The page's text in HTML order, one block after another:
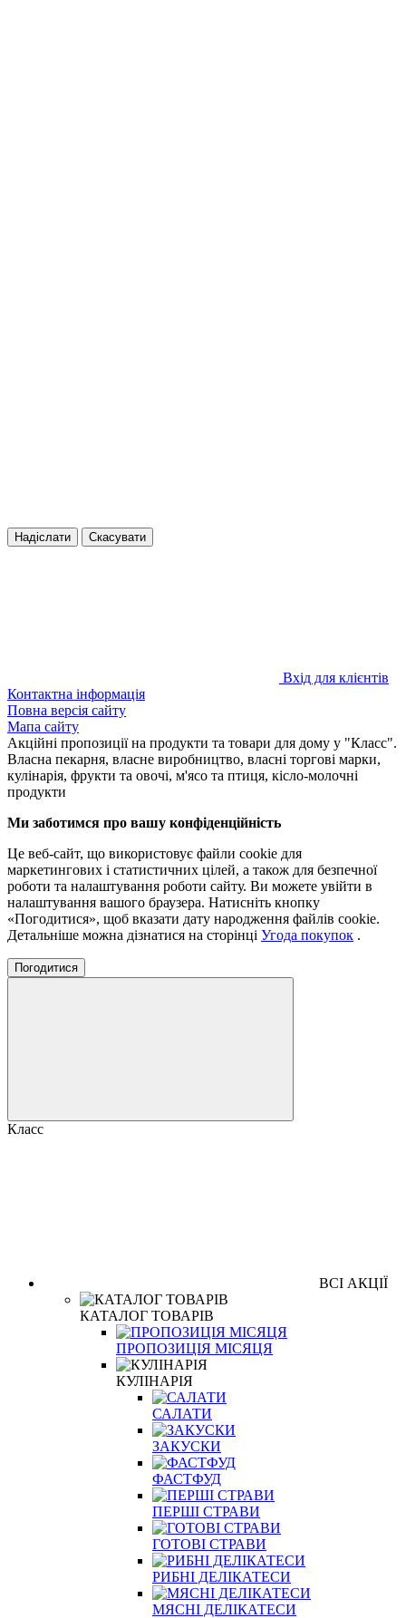
Надіслати Скасувати
Вхід для клієнтів
Контактна інформація
Повна версія сайту
Мапа сайту
Акційні пропозиції на продукти та товари для дому у "Класс".
Власна пекарня, власне виробництво, власні торгові марки,
кулінарія, фрукти та овочі, м'ясо та птиця, кісло-молочні
продукти
Ми заботимся про вашу конфіденційність
Це веб-сайт, що використовує файли cookie для
маркетингових і статистичних цілей, а також для безпечної
роботи та налаштування роботи сайту. Ви можете увійти в
налаштування вашого браузера. Натисніть кнопку
«Погодитися», щоб вказати дату народження файлів cookie.
Детальніше можна дізнатися на сторінці Угода покупок .
Погодитися
Класс
ВСІ АКЦІЇ
КАТАЛОГ ТОВАРІВ
ПРОПОЗИЦІЯ МІСЯЦЯ
КУЛІНАРІЯ
САЛАТИ
ЗАКУСКИ
ФАСТФУД
ПЕРШІ СТРАВИ
ГОТОВІ СТРАВИ
РИБНІ ДЕЛІКАТЕСИ
МЯСНІ ДЕЛІКАТЕСИ